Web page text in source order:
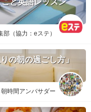
部（協力：eステ）
の朝の過ごし方」
朝時間アンバサダー